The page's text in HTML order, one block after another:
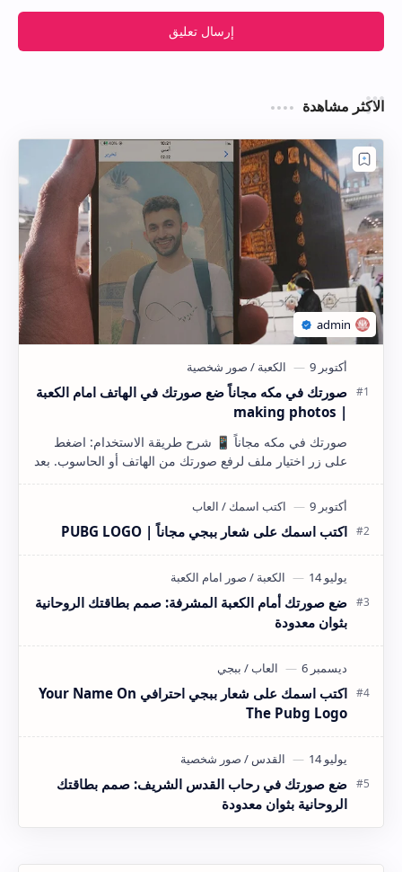
إرسال تعليق
الاكثر مشاهدة
صورتك في مكه مجاناً ضع صورتك في الهاتف امام الكعبة
| making photos
صورتك في مكه مجاناً 📱 شرح طريقة الاستخدام: اضغط
على زر اختيار ملف لرفع صورتك من الهاتف أو الحاسوب. بعد
رفع الصورة، يمكنك…
اكتب اسمك على شعار ببجي مجاناً | PUBG LOGO
ضع صورتك أمام الكعبة المشرفة: صمم بطاقتك الروحانية
بثوان معدودة
اكتب اسمك على شعار ببجي احترافي Your Name On
The Pubg Logo
ضع صورتك في رحاب القدس الشريف: صمم بطاقتك
الروحانية بثوان معدودة